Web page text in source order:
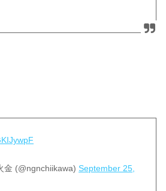
金 (@ngnchiikawa)September 25,